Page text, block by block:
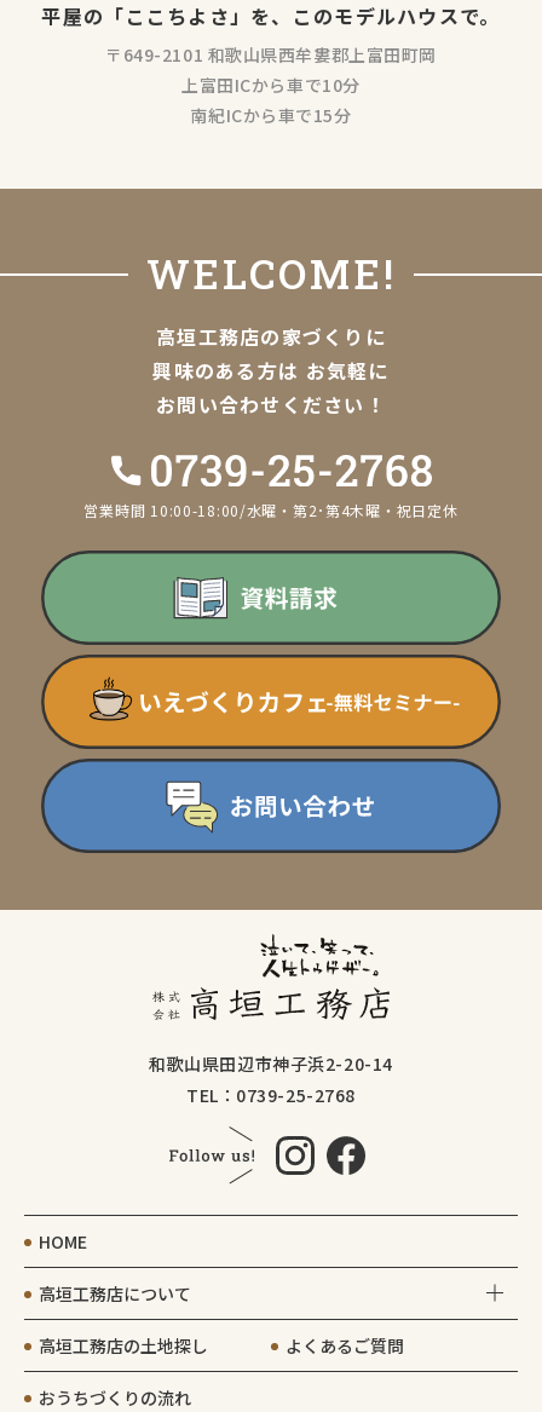
平屋の「ここちよさ」を、このモデルハウスで。
〒649-2101 和歌山県西牟婁郡上富田町岡
上富田ICから車で10分
南紀ICから車で15分
WELCOME!
高垣工務店の家づくりに
興味のある方は お気軽に
お問い合わせください！
営業時間 10:00-18:00/水曜・第2･第4木曜・祝日定休
和歌山県田辺市神子浜2-20-14
TEL：0739-25-2768
HOME
高垣工務店について
高垣工務店の土地探し よくあるご質問
おうちづくりの流れ